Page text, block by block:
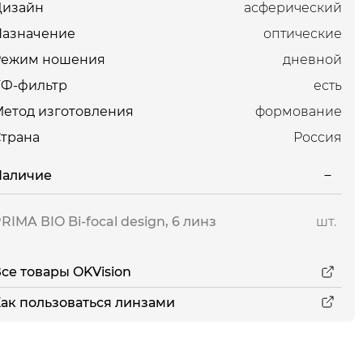
асферический
оптические
ношения
дневной
фильтр
есть
изготовления
формование
Россия
ВIO Bi-focal design, 6 линз шт.
товары OKVision
пользоваться линзами